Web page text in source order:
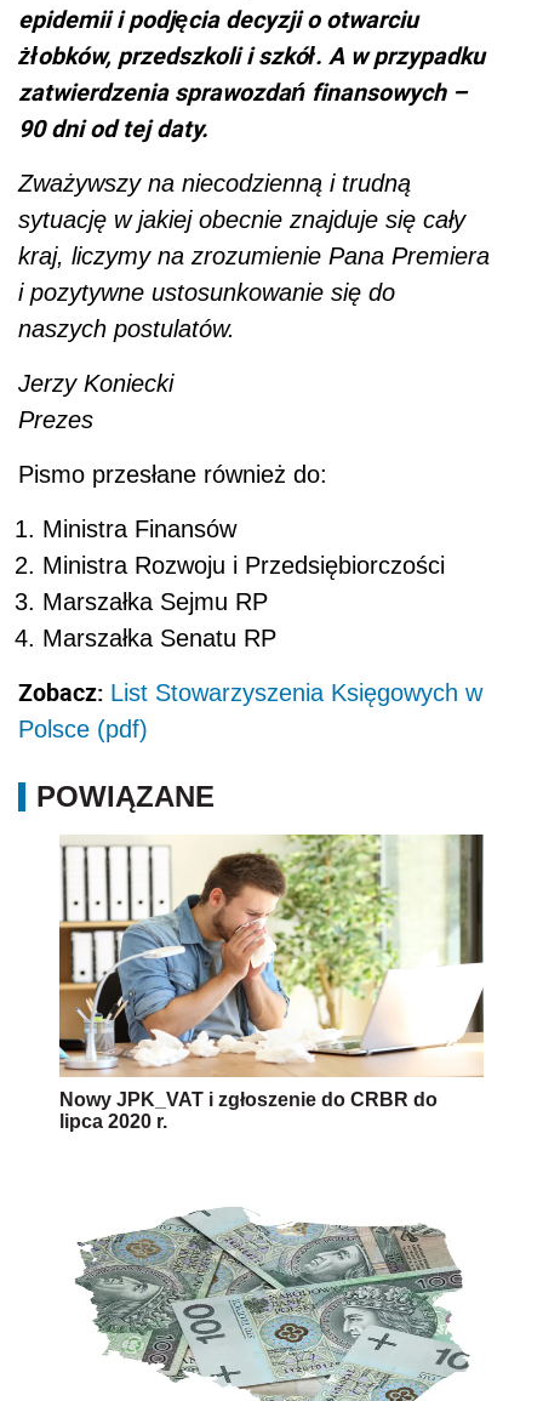
epidemii i podjęcia decyzji o otwarciu
żłobków, przedszkoli i szkół. A w przypadku
zatwierdzenia sprawozdań finansowych –
90 dni od tej daty.
Zważywszy na niecodzienną i trudną
sytuację w jakiej obecnie znajduje się cały
kraj, liczymy na zrozumienie Pana Premiera
i pozytywne ustosunkowanie się do
naszych postulatów.
Jerzy Koniecki
Prezes
Pismo przesłane również do:
Ministra Finansów
Ministra Rozwoju i Przedsiębiorczości
Marszałka Sejmu RP
Marszałka Senatu RP
Zobacz: List Stowarzyszenia Księgowych w
Polsce (pdf)
POWIĄZANE
Nowy JPK_VAT i zgłoszenie do CRBR do
lipca 2020 r.